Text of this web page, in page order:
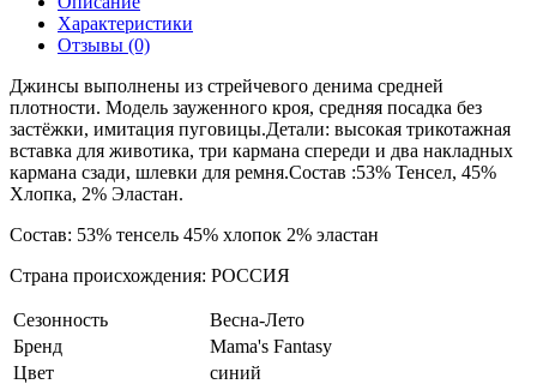
Характеристики
Отзывы (0)
Джинсы выполнены из стрейчевого денима средней
плотности. Модель зауженного кроя, средняя посадка без
застёжки, имитация пуговицы.Детали: высокая трикотажная
вставка для животика, три кармана спереди и два накладных
кармана сзади, шлевки для ремня.Состав :53% Тенсел, 45%
Хлопка, 2% Эластан.
Состав: 53% тенсель 45% хлопок 2% эластан
Страна происхождения: РОССИЯ
Сезонность
Весна-Лето
Бренд
Mama's Fantasy
Цвет
синий